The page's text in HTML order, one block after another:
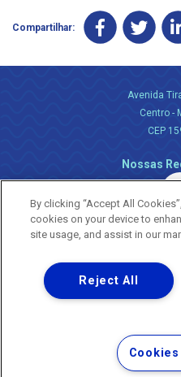
Compartilhar:
Avenida
Centro -
CEP
Nossas
Uma empresa
Copyright ®
Nossa
Termos Gerais de
Política de
By clicking “Accept All
cookies on your device to
site usage, and assist in our
Reject All